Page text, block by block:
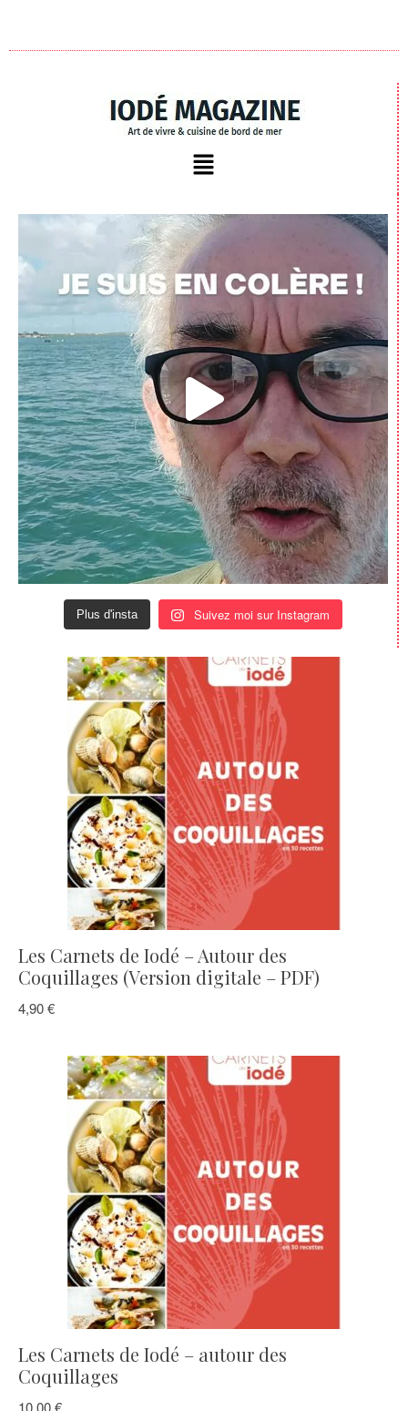
Plus d'insta Suivez moi sur Instagram
Les Carnets de Iodé – Autour des
Coquillages (Version digitale – PDF)
4,90€
Les Carnets de Iodé – autour des
Coquillages
10,00€